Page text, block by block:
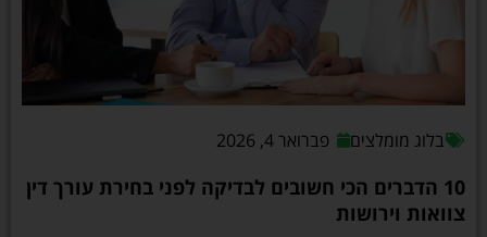
בלוג מומלצים פברואר 4, 2026
10 הדברים הכי חשובים לבדיקה לפני בחירת עורך דין
צוואות וירושות